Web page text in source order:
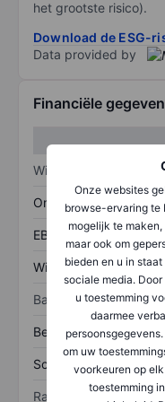
Onze websites
browse-ervaring te
mogelijk te
maar ook om
bieden en u in
sociale media.
u toestemming
daarmee
om uw
voorkeuren op
toestemming
het grootste risico).
Download de ESG-
Data provided by
Financiële
Winst/verlies
Omzet
EBITDA
Winst
Balans
Bezittingen
Schulden
Ratio's